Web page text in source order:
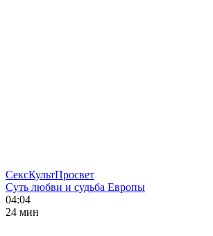
СексКультПросвет
Суть любви и судьба Европы
04:04
24 мин